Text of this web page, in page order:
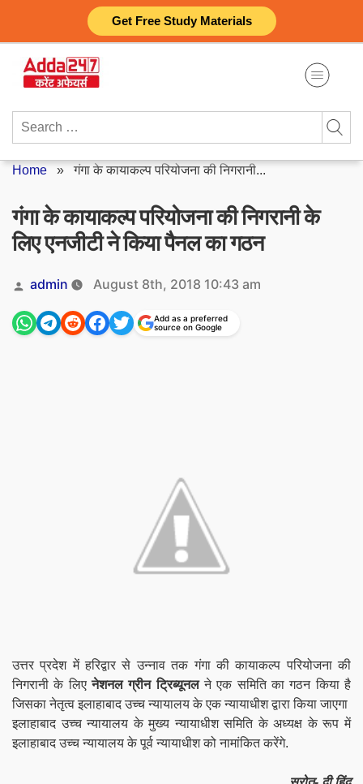
Get Free Study Materials
content
Search
Home »गंगा के कायाकल्प परियोजना की निगरानी...
गंगा के कायाकल्प परियोजना की निगरानी के
लिए एनजीटी ने किया पैनल का गठन
Posted
by
admin August 8th, 2018 10:43 am
Add as a preferred
source on Google
उत्तर प्रदेश में हरिद्वार से उन्नाव तक गंगा की कायाकल्प परियोजना की
निगरानी के लिएनेशनल ग्रीन ट्रिब्यूनलने एक समिति का गठन किया है
जिसका नेतृत्व इलाहाबाद उच्च न्यायालय के एक न्यायाधीश द्वारा किया जाएगा
इलाहाबाद उच्च न्यायालय के मुख्य न्यायाधीश समिति के अध्यक्ष के रूप में
इलाहाबाद उच्च न्यायालय के पूर्व न्यायाधीश को नामांकित करेंगे.